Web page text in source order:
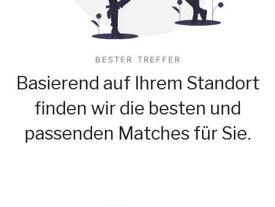
BESTER TREFFER
Basierend auf Ihrem Standort
finden wir die besten und
passenden Matches für Sie.